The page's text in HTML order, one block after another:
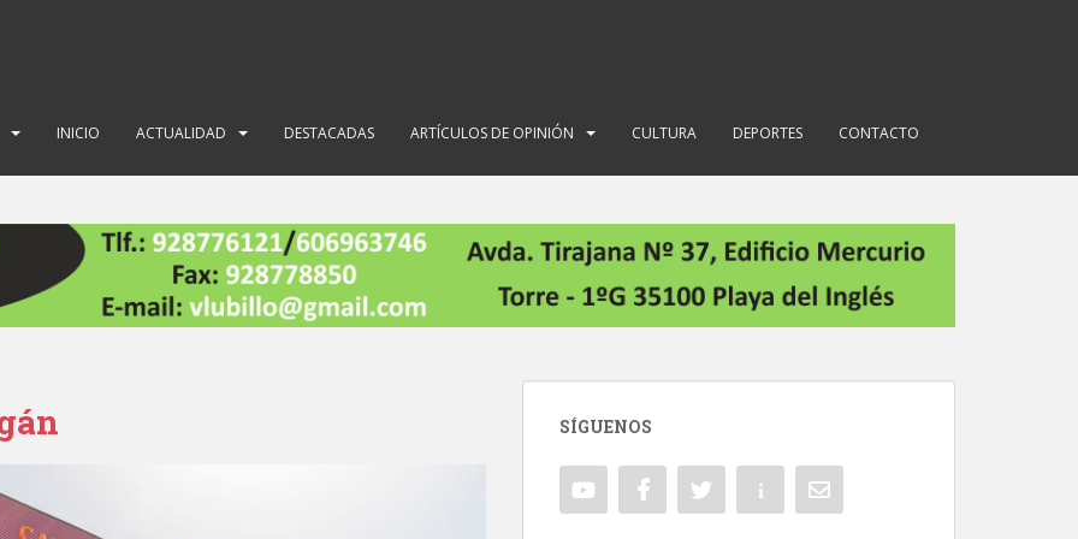
INICIO ACTUALIDAD DESTACADAS ARTÍCULOS DE OPINIÓN CULTURA DEPORTES CONTACTO
SÍGUENOS